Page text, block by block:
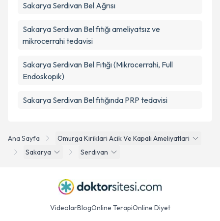
Ana Sayfa
Omurga Kiriklari Acik Ve Kapali Ameliyatlari
Sakarya
Serdivan
Sakarya Serdivan Bel Ağrısı
Sakarya Serdivan Bel fıtığı ameliyatsız ve
mikrocerrahi tedavisi
Sakarya Serdivan Bel Fıtığı (Mikrocerrahi, Full
Endoskopik)
Sakarya Serdivan Bel fıtığında PRP tedavisi
VideolarBlogOnline TerapiOnline Diyet